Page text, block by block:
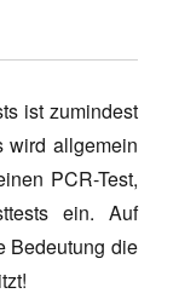
ist zumindest
wird allgemein
PCR-Test,
ein. Auf
Bedeutung die